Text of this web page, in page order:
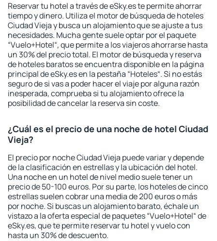
Reservar tu hotel a través de eSky.es te permite ahorrar
tiempo y dinero. Utiliza el motor de búsqueda de hoteles
Ciudad Vieja y busca un alojamiento que se ajuste a tus
necesidades. Mucha gente suele optar por el paquete
“Vuelo+Hotel“, que permite a los viajeros ahorrarse hasta
un 30% del precio total. El motor de búsqueda y reserva
de hoteles baratos se encuentra disponible en la página
principal de eSky.es en la pestaña “Hoteles“. Si no estás
seguro de si vas a poder hacer el viaje por alguna razón
inesperada, comprueba si tu alojamiento ofrece la
posibilidad de cancelar la reserva sin coste.
¿Cuál es el precio de una noche de hotel Ciudad
Vieja?
El precio por noche Ciudad Vieja puede variar y depende
de la clasificación en estrellas y la ubicación del hotel.
Una noche en un hotel de nivel medio suele tener un
precio de 50-100 euros. Por su parte, los hoteles de cinco
estrellas suelen cobrar una media de 200 euros o más
por noche. Si buscas un alojamiento barato, échale un
vistazo a la oferta especial de paquetes “Vuelo+Hotel“ de
eSky.es, que te permite reservar tu hotel y vuelo con
hasta un 30% de descuento.